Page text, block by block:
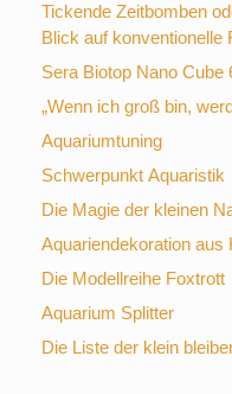
Tickende Zeitbomben
Blick auf konventionelle
Sera Biotop Nano Cube
„Wenn ich groß bin,
Aquariumtuning
Schwerpunkt Aquaristik
Die Magie der kleinen
Aquariendekoration aus
Die Modellreihe Foxtrott
Aquarium Splitter
Die Liste der klein